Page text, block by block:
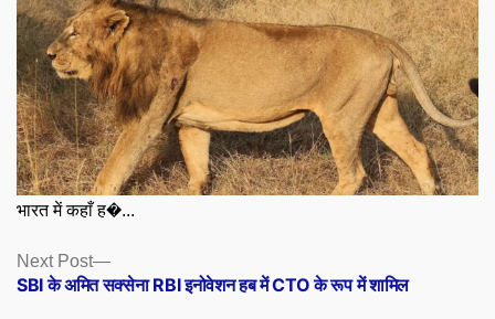
भारत में कहाँ ह�...
Posts
navigation
Next Post
Next
post:
SBI के अमित सक्सेना RBI इनोवेशन हब में CTO के रूप में शामिल